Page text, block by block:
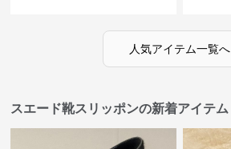
人気アイテム一覧へ
スエード靴スリッポンの新着アイテム